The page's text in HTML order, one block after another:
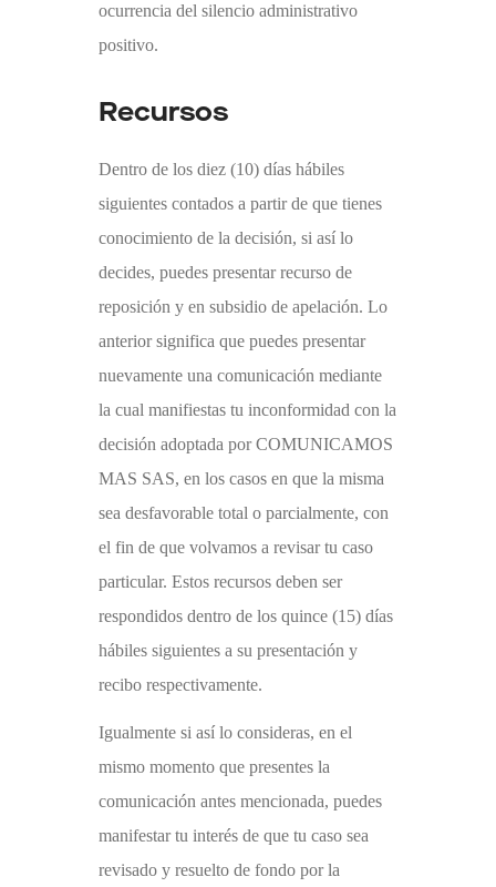
ocurrencia del silencio administrativo
positivo.
Recursos
Dentro de los diez (10) días hábiles
siguientes contados a partir de que tienes
conocimiento de la decisión, si así lo
decides, puedes presentar recurso de
reposición y en subsidio de apelación. Lo
anterior significa que puedes presentar
nuevamente una comunicación mediante
la cual manifiestas tu inconformidad con la
decisión adoptada porCOMUNICAMOS
MAS SAS, en los casos en que la misma
sea desfavorable total o parcialmente, con
el fin de que volvamos a revisar tu caso
particular. Estos recursos deben ser
respondidos dentro de los quince (15) días
hábiles siguientes a su presentación y
recibo respectivamente.
Igualmente si así lo consideras, en el
mismo momento que presentes la
comunicación antes mencionada, puedes
manifestar tu interés de que tu caso sea
revisado y resuelto de fondo por la